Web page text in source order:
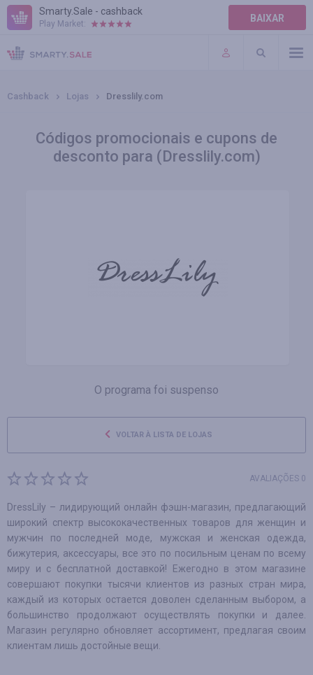
Smarty.Sale - cashback
Play Market: BAIXAR
AJUDA
TERMOS DE USO
Cashback Lojas Dresslily.com
Códigos promocionais e cupons de
desconto para (Dresslily.com)
O programa foi suspenso
VOLTAR À LISTA DE LOJAS
AVALIAÇÕES 0
DressLily – лидирующий онлайн фэшн-магазин, предлагающий
широкий спектр высококачественных товаров для женщин и
мужчин по последней моде, мужская и женская одежда,
бижутерия, аксессуары, все это по посильным ценам по всему
миру и с бесплатной доставкой! Ежегодно в этом магазине
совершают покупки тысячи клиентов из разных стран мира,
каждый из которых остается доволен сделанным выбором, а
большинство продолжают осуществлять покупки и далее.
Магазин регулярно обновляет ассортимент, предлагая своим
клиентам лишь достойные вещи.